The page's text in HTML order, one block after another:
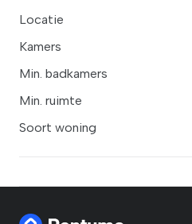
Locatie
Kamers
Min. badkamers
Min. ruimte
Soort woning